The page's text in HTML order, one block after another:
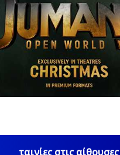
1/85
ταινίες στις αίθουσες